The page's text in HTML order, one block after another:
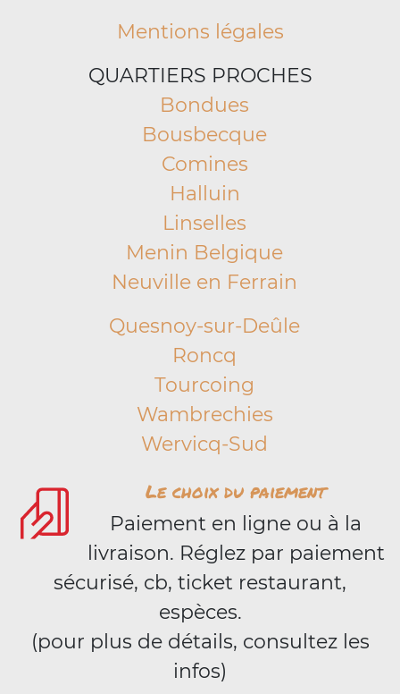
Mentions légales
QUARTIERS PROCHES
Bondues
Bousbecque
Comines
Halluin
Linselles
Menin Belgique
Neuville en Ferrain
Quesnoy-sur-Deûle
Roncq
Tourcoing
Wambrechies
Wervicq-Sud
Le choix du paiement
Paiement en ligne ou à la
livraison. Réglez par paiement
sécurisé, cb, ticket restaurant,
espèces.
(pour plus de détails, consultez les
infos)